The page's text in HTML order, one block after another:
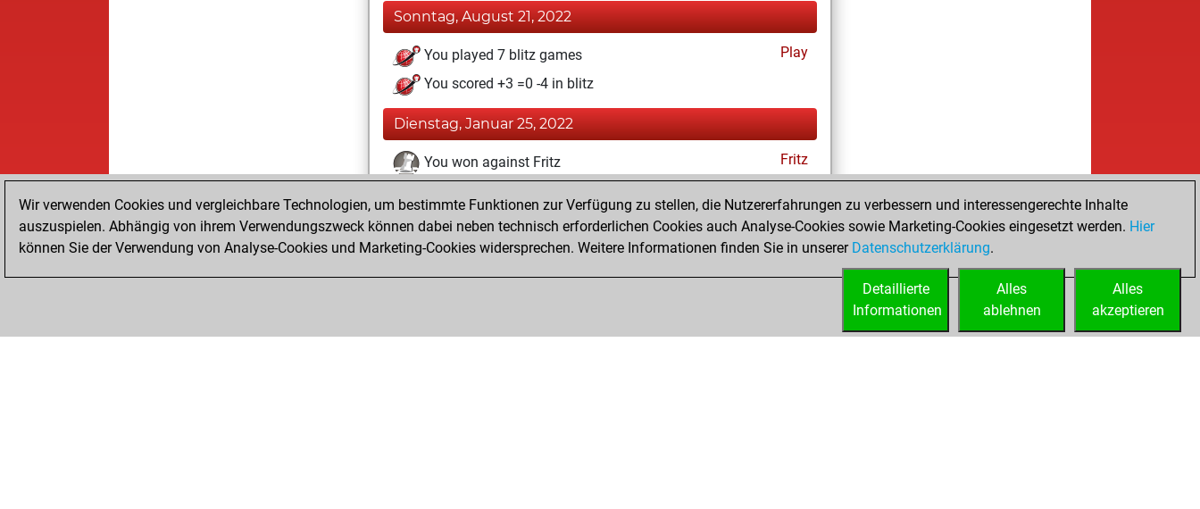
Sonntag, August 21, 2022
You played 7 blitz games
Play
You scored +3 =0 -4 in blitz
Dienstag, Januar 25, 2022
You won against Fritz
Fritz
You achieved a new Elo of 1625
You created your Fritz account
Wir verwenden Cookies und vergleichbare Technologien, um bestimmte Funktionen zur Verfügung zu stellen, die Nutzererfahrungen zu verbessern und interessengerechte Inhalte
auszuspielen. Abhängig von ihrem Verwendungszweck können dabei neben technisch erforderlichen Cookies auch Analyse-Cookies sowie Marketing-Cookies eingesetzt werden. Hier
können Sie der Verwendung von Analyse-Cookies und Marketing-Cookies widersprechen. Weitere Informationen finden Sie in unserer Datenschutzerklärung.
Alles
akzeptieren
Alles
ablehnen
Detaillierte
Informationen